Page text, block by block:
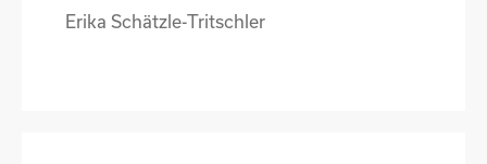
Erika Schätzle-Tritschler